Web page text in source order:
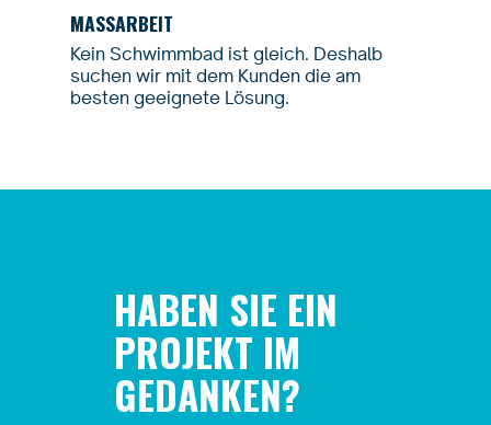
MASSARBEIT
Kein Schwimmbad ist gleich. Deshalb
suchen wir mit dem Kunden die am
besten geeignete Lösung.
HABEN SIE EIN
PROJEKT IM
GEDANKEN?